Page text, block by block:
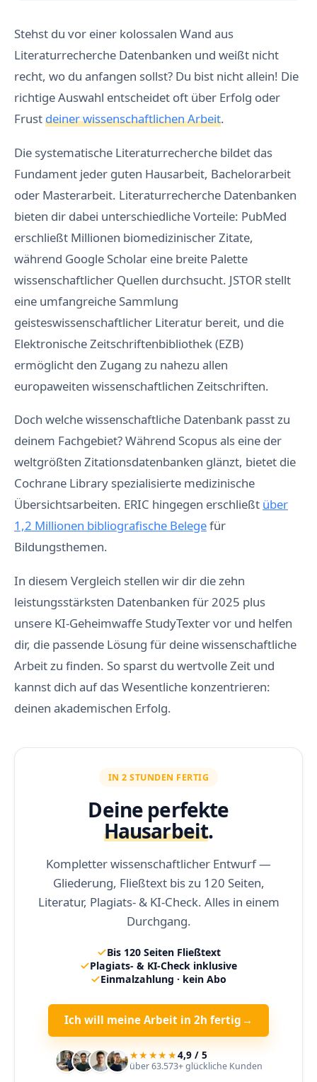
Stehst du vor einer kolossalen Wand aus
Literaturrecherche Datenbanken und weißt nicht
recht, wo du anfangen sollst? Du bist nicht allein! Die
richtige Auswahl entscheidet oft über Erfolg oder
Frustdeiner wissenschaftlichen Arbeit.
Die systematische Literaturrecherche bildet das
Fundament jeder guten Hausarbeit, Bachelorarbeit
oder Masterarbeit. Literaturrecherche Datenbanken
bieten dir dabei unterschiedliche Vorteile: PubMed
erschließt Millionen biomedizinischer Zitate,
während Google Scholar eine breite Palette
wissenschaftlicher Quellen durchsucht. JSTOR stellt
eine umfangreiche Sammlung
geisteswissenschaftlicher Literatur bereit, und die
Elektronische Zeitschriftenbibliothek (EZB)
ermöglicht den Zugang zu nahezu allen
europaweiten wissenschaftlichen Zeitschriften.
Doch welche wissenschaftliche Datenbank passt zu
deinem Fachgebiet? Während Scopus als eine der
weltgrößten Zitationsdatenbanken glänzt, bietet die
Cochrane Library spezialisierte medizinische
Übersichtsarbeiten. ERIC hingegen erschließt über
1,2 Millionen bibliografische Belegefür
Bildungsthemen.
In diesem Vergleich stellen wir dir die zehn
leistungsstärksten Datenbanken für 2025 plus
unsere KI-Geheimwaffe StudyTexter vor und helfen
dir, die passende Lösung für deine wissenschaftliche
Arbeit zu finden. So sparst du wertvolle Zeit und
kannst dich auf das Wesentliche konzentrieren:
deinen akademischen Erfolg.
IN 2 STUNDEN FERTIG
Deine perfekte
Hausarbeit.
Kompletter wissenschaftlicher Entwurf —
Gliederung, Fließtext bis zu 120 Seiten,
Literatur, Plagiats- & KI-Check. Alles in einem
Durchgang.
Bis 120 Seiten Fließtext
Plagiats- & KI-Check inklusive
Einmalzahlung · kein Abo
Ich will meine Arbeit in 2h fertig →
★★★★★4,9 / 5
über 63.573+ glückliche Kunden